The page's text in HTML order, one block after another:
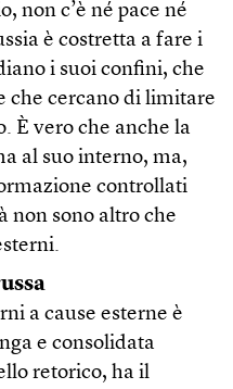
non c’è né pace né
è costretta a fare i
i suoi confini, che
che cercano di limitare
È vero che anche la
al suo interno, ma,
controllati
non sono altro che
a cause esterne è
e consolidata
retorico, ha il